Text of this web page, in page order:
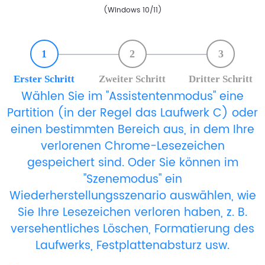
(Windows 10/11)
1
Erster Schritt
2
Zweiter Schritt
3
Dritter Schritt
Wählen Sie im "Assistentenmodus" eine
Partition (in der Regel das Laufwerk C) oder
einen bestimmten Bereich aus, in dem Ihre
verlorenen Chrome-Lesezeichen
gespeichert sind. Oder Sie können im
"Szenemodus" ein
Wiederherstellungsszenario auswählen, wie
Sie Ihre Lesezeichen verloren haben, z. B.
versehentliches Löschen, Formatierung des
Laufwerks, Festplattenabsturz usw.